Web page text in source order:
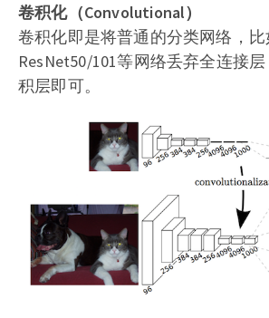
卷积化（Convolutional）
卷积化即是将普通的分类网络，比
ResNet50/101等网络丢弃全连接
积层即可。